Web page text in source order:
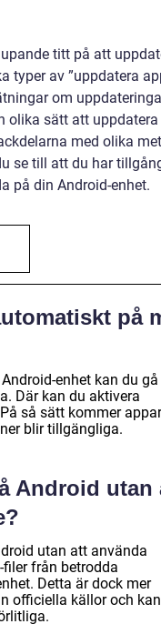
titt på att
typer av ”uppdatera
om
olika sätt att
med olika
se till att du har
på din Android-enhet.
på
enhet kan du
Där kan du aktivera
så sätt kommer
blir tillgängliga.
Android utan
utan att använda
filer från betrodda
Detta är dock mer
officiella källor och kan